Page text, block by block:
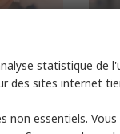
sans
Des
statistique de
des sites internet
non essentiels. Vous